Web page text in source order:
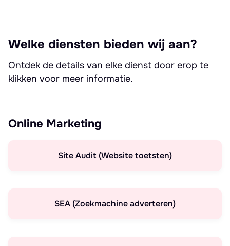
Welke diensten bieden wij aan?
Ontdek de details van elke dienst door erop te
klikken voor meer informatie.
Online Marketing
Site Audit (Website toetsten)
SEA (Zoekmachine adverteren)